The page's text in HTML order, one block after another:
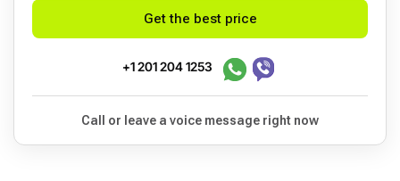
Get the best price
+1 201 204 1253
Call or leave a voice message right now